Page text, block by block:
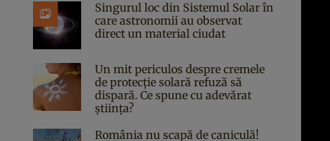
Singurul loc din Sistemul Solar în
care astronomii au observat
direct un material ciudat
Un mit periculos despre cremele
de protecție solară refuză să
dispară. Ce spune cu adevărat
știința?
România nu scapă de caniculă!